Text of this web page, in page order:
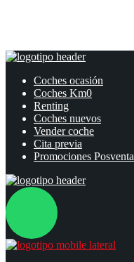
Coches ocasión
Coches Km0
Renting
Coches nuevos
Vender coche
Cita previa
Promociones Posventa